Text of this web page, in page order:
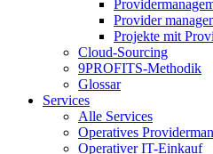
Provider
Projekte mit
Cloud-Sourcing
9PROFITS-Methodik
Glossar
Services
Alle Services
Operatives
Operativer IT-Einkauf